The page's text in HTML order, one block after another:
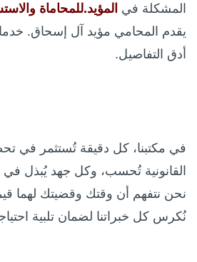
المشكلة في المؤيد.للمحاماة
يقدم المحامي مؤيد آل إسحاق.
أدق التفاصيل.
في مكتبنا، كل دقيقة تُستثمر في
القانونية تُحسب، وكل جهد يُبذل
نحن نتفهم أن وقتك وقضيتك لهما
نُكرس كل خبراتنا لضمان تلبية